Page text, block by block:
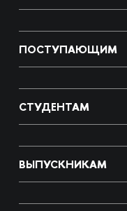
ПОСТУПАЮЩИМ
СТУДЕНТАМ
ВЫПУСКНИКАМ